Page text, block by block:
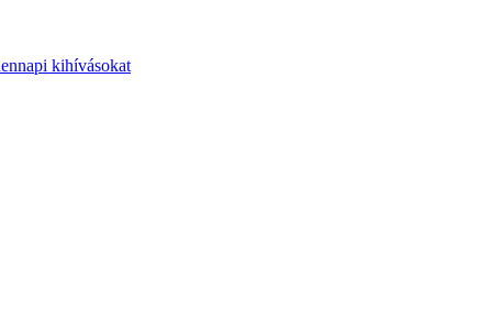
kihívásokat